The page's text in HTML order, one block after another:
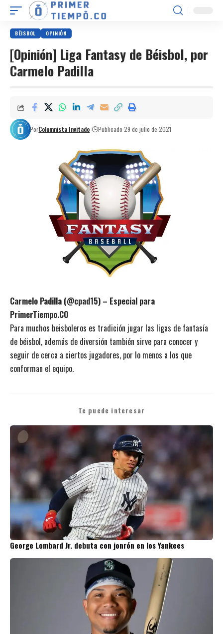
BÉISBOL OPINIÓN
[Opinión] Liga Fantasy de Béisbol, por
Carmelo Padilla
PorColumnista Invitado Publicado 29 de julio de 2021
Carmelo Padilla (@cpad15) – Especial para
PrimerTiempo.CO
Para muchos beisboleros es tradición jugar las ligas de fantasía
de béisbol, además de diversión también sirve para conocer y
seguir de cerca a ciertos jugadores, por lo menos a los que
conforman el equipo.
Te puede interesar
George Lombard Jr. debuta con jonrón en los Yankees